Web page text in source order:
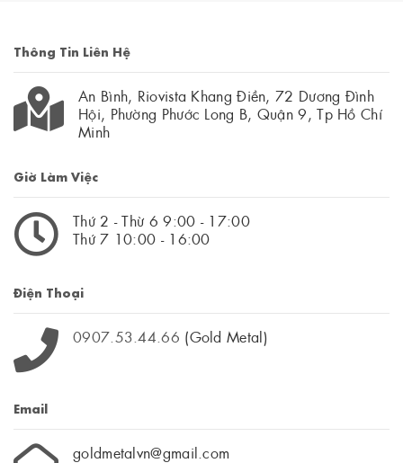
Thông Tin Liên Hệ
An Bình, Riovista Khang Điền, 72 Dương Đình
Hội, Phường Phước Long B, Quận 9, Tp Hồ Chí
Minh
Giờ Làm Việc
Thứ 2 - Thừ 6 9:00 - 17:00
Thứ 7 10:00 - 16:00
Điện Thoại
0907.53.44.66 (Gold Metal)
Email
goldmetalvn@gmail.com